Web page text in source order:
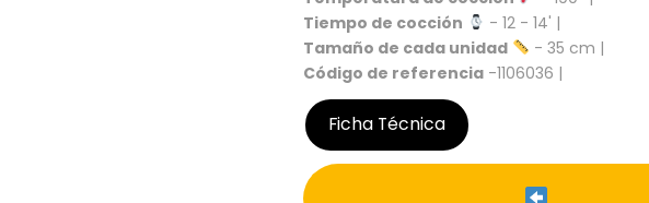
Tiempo de cocción
- 12 - 14' |
Tamaño de cada unidad
- 35 cm |
Código de referencia -1106036 |
Ficha Técnica